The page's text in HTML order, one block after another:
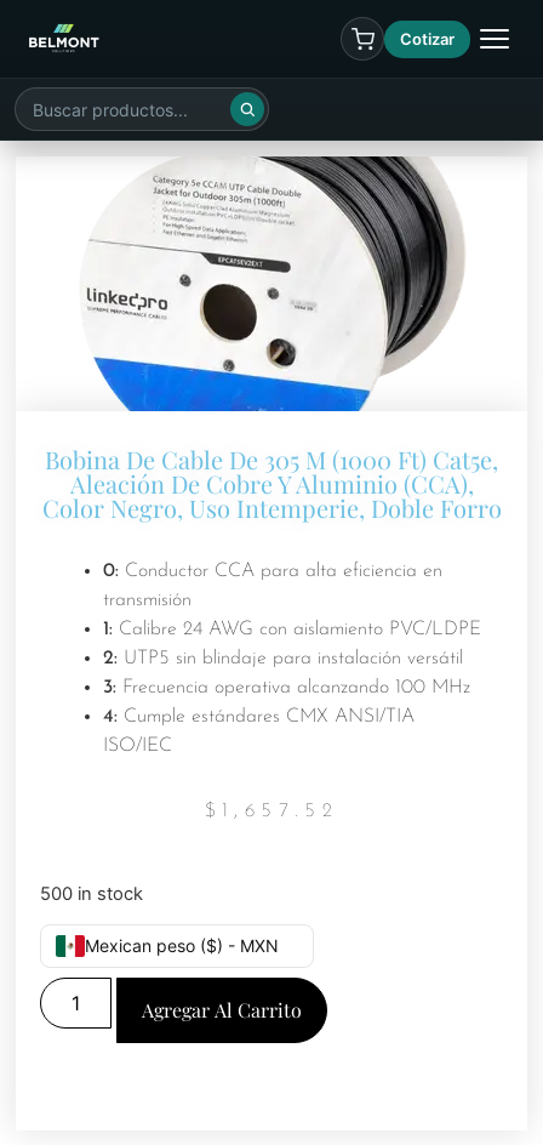
Cotizar
Bobina De Cable De 305 M (1000 Ft) Cat5e,
Aleación De Cobre Y Aluminio (CCA),
Color Negro, Uso Intemperie, Doble Forro
0: Conductor CCA para alta eficiencia en
transmisión
1: Calibre 24 AWG con aislamiento PVC/LDPE
2: UTP5 sin blindaje para instalación versátil
3: Frecuencia operativa alcanzando 100 MHz
4: Cumple estándares CMX ANSI/TIA
ISO/IEC
$ 1,657.52
500 in stock
Mexican peso ($) - MXN
Agregar Al Carrito